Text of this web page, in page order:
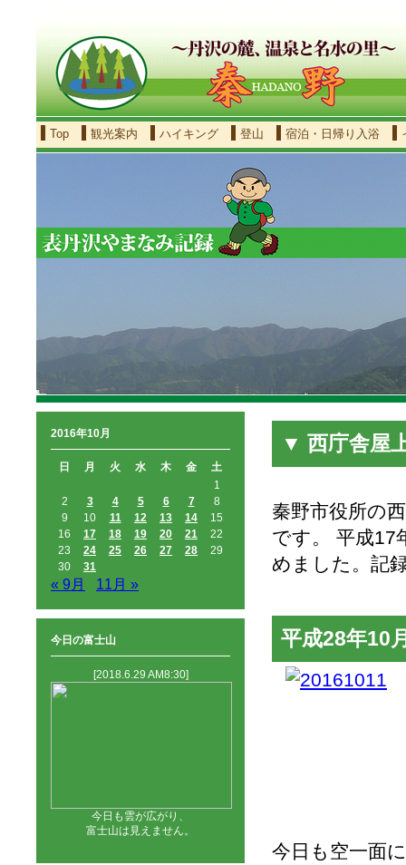
Top 観光案内 ハイキング 登山 宿泊・日帰り入浴
2016年10月
日 月 火 水 木 金
土
1
2
3 4 5 6 7
8
9
10 11 12 13 14
15
16
17 18 19 20 21
22
23
24 25 26 27 28
29
30
31
« 9月 11月 »
今日の富士山
[2018.6.29 AM8:30]
今日も雲が広がり、
富士山は見えません。
▼ 西庁舎屋
秦野市役所の
です。 平成17
めました。記
平成28年10
今日も空一面